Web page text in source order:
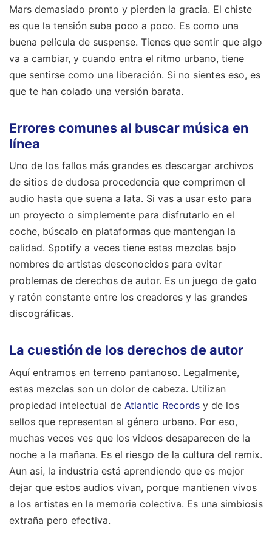
Mars demasiado pronto y pierden la gracia. El chiste
es que la tensión suba poco a poco. Es como una
buena película de suspense. Tienes que sentir que algo
va a cambiar, y cuando entra el ritmo urbano, tiene
que sentirse como una liberación. Si no sientes eso, es
que te han colado una versión barata.
Errores comunes al buscar música en
línea
Uno de los fallos más grandes es descargar archivos
de sitios de dudosa procedencia que comprimen el
audio hasta que suena a lata. Si vas a usar esto para
un proyecto o simplemente para disfrutarlo en el
coche, búscalo en plataformas que mantengan la
calidad. Spotify a veces tiene estas mezclas bajo
nombres de artistas desconocidos para evitar
problemas de derechos de autor. Es un juego de gato
y ratón constante entre los creadores y las grandes
discográficas.
La cuestión de los derechos de autor
Aquí entramos en terreno pantanoso. Legalmente,
estas mezclas son un dolor de cabeza. Utilizan
propiedad intelectual de Atlantic Records y de los
sellos que representan al género urbano. Por eso,
muchas veces ves que los videos desaparecen de la
noche a la mañana. Es el riesgo de la cultura del remix.
Aun así, la industria está aprendiendo que es mejor
dejar que estos audios vivan, porque mantienen vivos
a los artistas en la memoria colectiva. Es una simbiosis
extraña pero efectiva.